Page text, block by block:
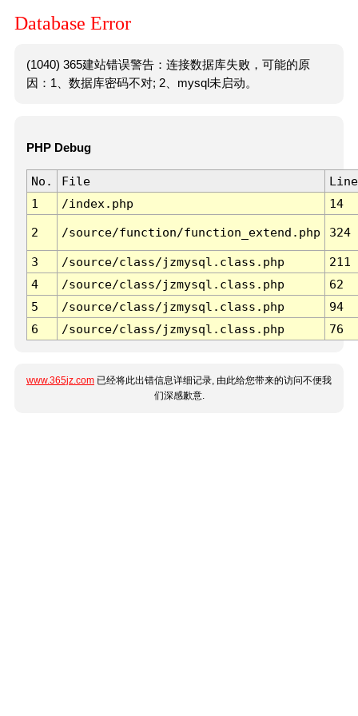
Database Error
(1040) 365建站错误警告：连接数据库失败，可能的原
因：1、数据库密码不对; 2、mysql未启动。
PHP Debug
No. File
Line
1
/index.php 14
2 /source/function/function_extend.php 324
3 /source/class/jzmysql.class.php
211
4
/source/class/jzmysql.class.php
62
5
/source/class/jzmysql.class.php
94
6
/source/class/jzmysql.class.php 76
www.365jz.com 已经将此出错信息详细记录, 由此给您带来的访问不便我
们深感歉意.